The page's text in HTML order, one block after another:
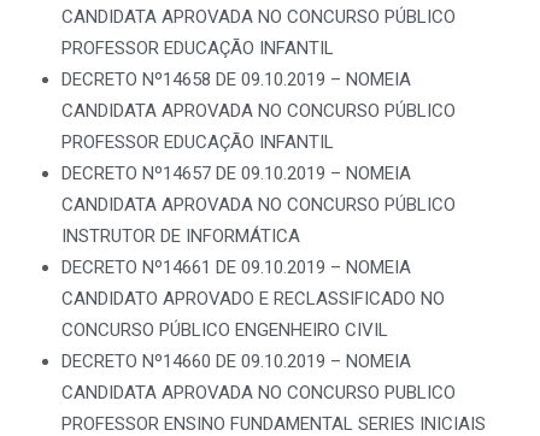
CANDIDATA APROVADA NO CONCURSO PÚBLICO
PROFESSOR EDUCAÇÃO INFANTIL
DECRETO Nº14658 DE 09.10.2019 – NOMEIA
CANDIDATA APROVADA NO CONCURSO PÚBLICO
PROFESSOR EDUCAÇÃO INFANTIL
DECRETO Nº14657 DE 09.10.2019 – NOMEIA
CANDIDATA APROVADA NO CONCURSO PÚBLICO
INSTRUTOR DE INFORMÁTICA
DECRETO Nº14661 DE 09.10.2019 – NOMEIA
CANDIDATO APROVADO E RECLASSIFICADO NO
CONCURSO PÚBLICO ENGENHEIRO CIVIL
DECRETO Nº14660 DE 09.10.2019 – NOMEIA
CANDIDATA APROVADA NO CONCURSO PUBLICO
PROFESSOR ENSINO FUNDAMENTAL SERIES INICIAIS